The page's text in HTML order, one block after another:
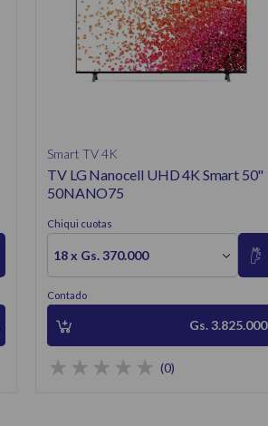
Smart TV 4K
TV LG Nanocell UHD 4K Smart 50"
50NANO75
Chiqui cuotas
18 x Gs. 370.000
Contado
Gs. 3.825.000
(0)